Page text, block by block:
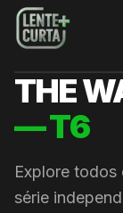
THE
— T6
Explore
série